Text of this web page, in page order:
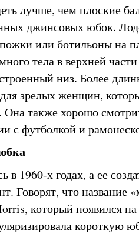
лучше, чем плоские
джинсовых юбок.
или ботильоны на
тела в верхней
низ. Более
зрелых женщин,
Она также хорошо
с футболкой и
1960-х годах, а ее
Говорят, что название
который появился на
короткую